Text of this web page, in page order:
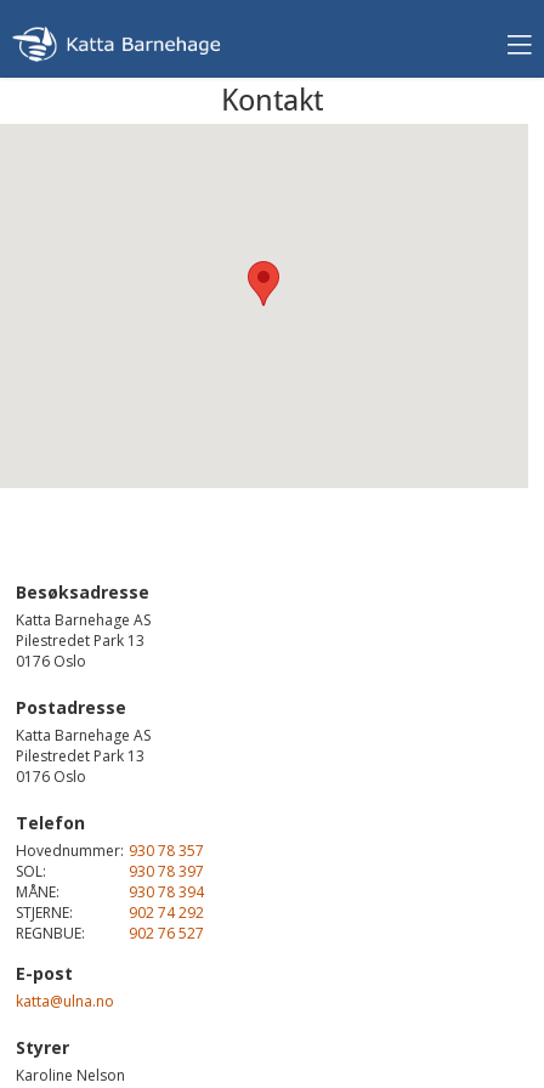
Kontakt
Besøksadresse
Katta Barnehage AS
Pilestredet Park 13
0176 Oslo
Postadresse
Katta Barnehage AS
Pilestredet Park 13
0176 Oslo
Telefon
Hovednummer: 930 78 357
SOL:
930 78 397
MÅNE:
930 78 394
STJERNE:
902 74 292
REGNBUE:
902 76 527
E-post
katta@ulna.no
Styrer
Karoline Nelson